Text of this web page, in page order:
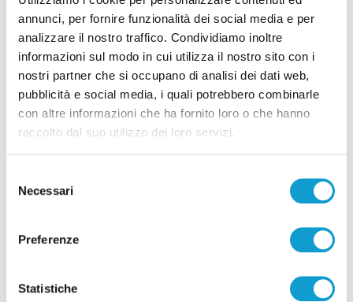
annunci, per fornire funzionalità dei social media e per
analizzare il nostro traffico. Condividiamo inoltre
informazioni sul modo in cui utilizza il nostro sito con i
nostri partner che si occupano di analisi dei dati web,
pubblicità e social media, i quali potrebbero combinarle
con altre informazioni che ha fornito loro o che hanno
raccolto dal suo utilizzo dei loro servizi.
delNecessari
Preferenze
Statistiche
Pubblicità